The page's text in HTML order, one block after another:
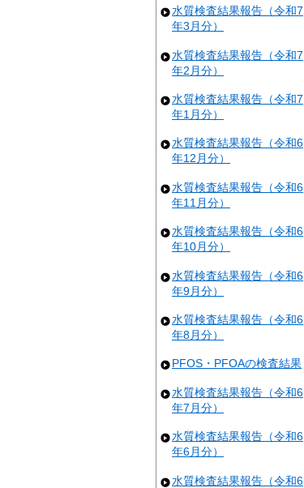
水質検査結果報告（令和7
年3月分）
水質検査結果報告（令和7
年2月分）
水質検査結果報告（令和7
年1月分）
水質検査結果報告（令和6
年12月分）
水質検査結果報告（令和6
年11月分）
水質検査結果報告（令和6
年10月分）
水質検査結果報告（令和6
年9月分）
水質検査結果報告（令和6
年8月分）
PFOS・PFOAの検査結果
水質検査結果報告（令和6
年7月分）
水質検査結果報告（令和6
年6月分）
水質検査結果報告（令和6